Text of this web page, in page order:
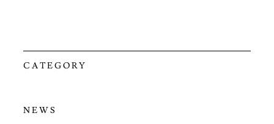
CATEGORY
NEWS